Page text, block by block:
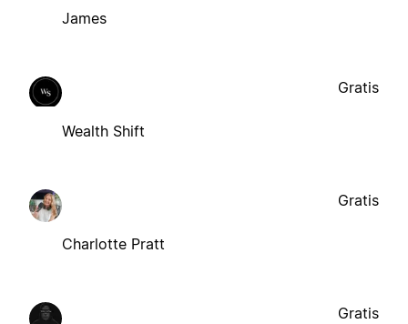
James
Wealth Shift
Gratis
Charlotte Pratt
Gratis
Gratis